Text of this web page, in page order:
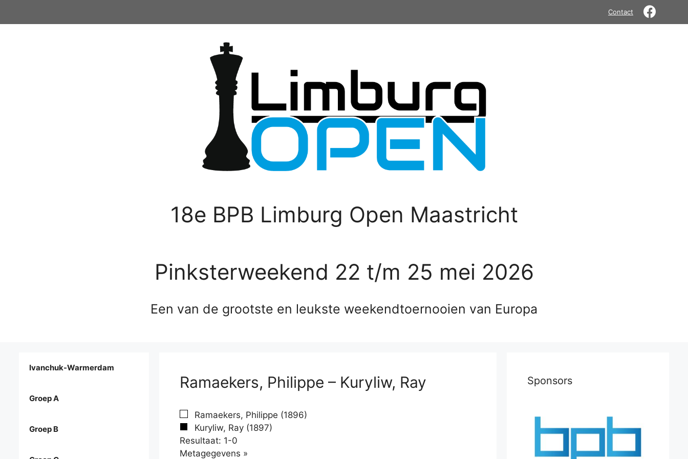
Contact
18e BPB Limburg Open Maastricht
Pinksterweekend 22 t/m 25 mei 2026
Een van de grootste en leukste weekendtoernooien van Europa
Ramaekers, Philippe – Kuryliw, Ray
Ramaekers, Philippe (1896)
Kuryliw, Ray (1897)
Resultaat: 1-0
Metagegevens »
Ivanchuk-Warmerdam
Groep A
Groep B
Sponsors